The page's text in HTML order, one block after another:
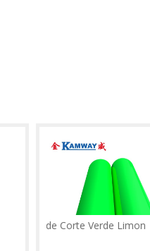
Vinilo de corte Azul
Vinilo de Corte Verde Limon